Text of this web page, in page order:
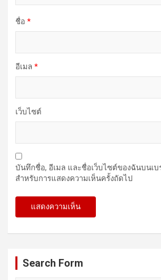
ชื่อ *
อีเมล *
เว็บไซต์
บันทึกชื่อ, อีเมล และชื่อเว็บไซต์ของฉันบนเบ
สำหรับการแสดงความเห็นครั้งถัดไป
Search Form